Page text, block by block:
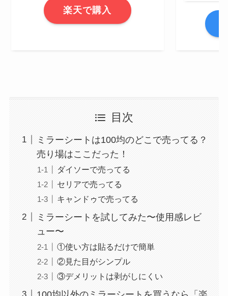
楽天で購入
目次
ミラーシートは100均のどこで売ってる？
売り場はここだった！
ダイソーで売ってる
セリアで売ってる
キャンドゥで売ってる
ミラーシートを試してみた〜使用感レビ
ュー〜
①使い方は貼るだけで簡単
②見た目がシンプル
③デメリットは剥がしにくい